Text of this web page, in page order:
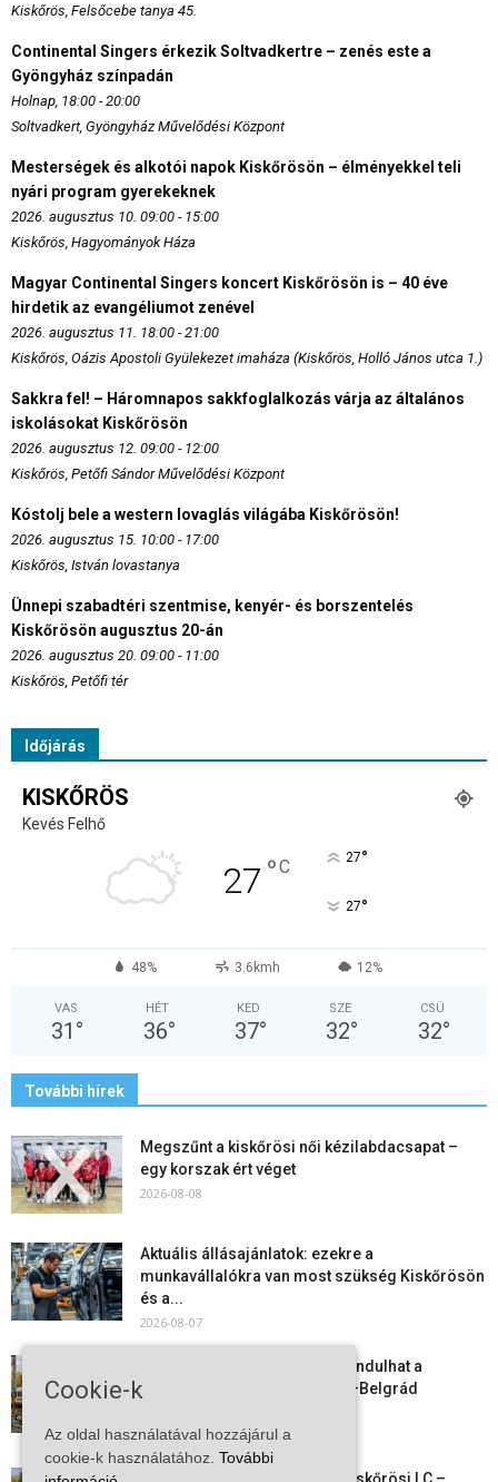
Kiskőrös, Felsőcebe tanya 45.
Continental Singers érkezik Soltvadkertre – zenés este a
Gyöngyház színpadán
Holnap, 18:00 - 20:00
Soltvadkert, Gyöngyház Művelődési Központ
Mesterségek és alkotói napok Kiskőrösön – élményekkel teli
nyári program gyerekeknek
2026. augusztus 10. 09:00 - 15:00
Kiskőrös, Hagyományok Háza
Magyar Continental Singers koncert Kiskőrösön is – 40 éve
hirdetik az evangéliumot zenével
2026. augusztus 11. 18:00 - 21:00
Kiskőrös, Oázis Apostoli Gyülekezet imaháza (Kiskőrös, Holló János utca 1.)
Sakkra fel! – Háromnapos sakkfoglalkozás várja az általános
iskolásokat Kiskőrösön
2026. augusztus 12. 09:00 - 12:00
Kiskőrös, Petőfi Sándor Művelődési Központ
Kóstolj bele a western lovaglás világába Kiskőrösön!
2026. augusztus 15. 10:00 - 17:00
Kiskőrös, István lovastanya
Ünnepi szabadtéri szentmise, kenyér- és borszentelés
Kiskőrösön augusztus 20-án
2026. augusztus 20. 09:00 - 11:00
Kiskőrös, Petőfi tér
Időjárás
KISKŐRÖS
Kevés Felhő
27 °C 27°
27°
48% 3.6kmh 12%
VAS
31 °
HÉT
36°
KED
37°
SZE
32°
CSÜ
32°
További hírek
Megszűnt a kiskőrösi női kézilabdacsapat –
egy korszak ért véget
2026-08-08
Aktuális állásajánlatok: ezekre a
munkavállalókra van most szükség Kiskőrösön
és a...
2026-08-07
Vitézy Dávid: már ősszel újraindulhat a
személyszállítás a Budapest–Belgrád
2026-08-06
Cookie-k
Az oldal használatával hozzájárul a
cookie-k használatához. További